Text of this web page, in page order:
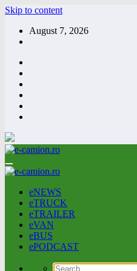
Skip to content
August 7, 2026
eNEWS
eTRUCK
eTRAILER
eVAN
eBUS
ePODCAST